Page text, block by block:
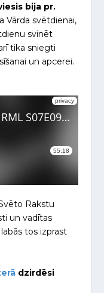
bija pr.
Vārda svētdienai,
svinēt
tika sniegti
un apcerei.
Rakstu
un vadītas
tos izprast
dzirdēsi